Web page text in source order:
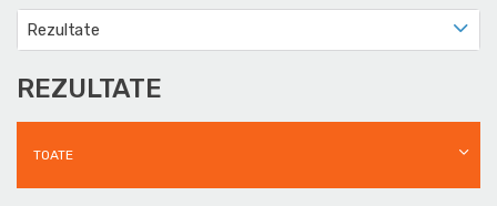
Rezultate
REZULTATE
TOATE